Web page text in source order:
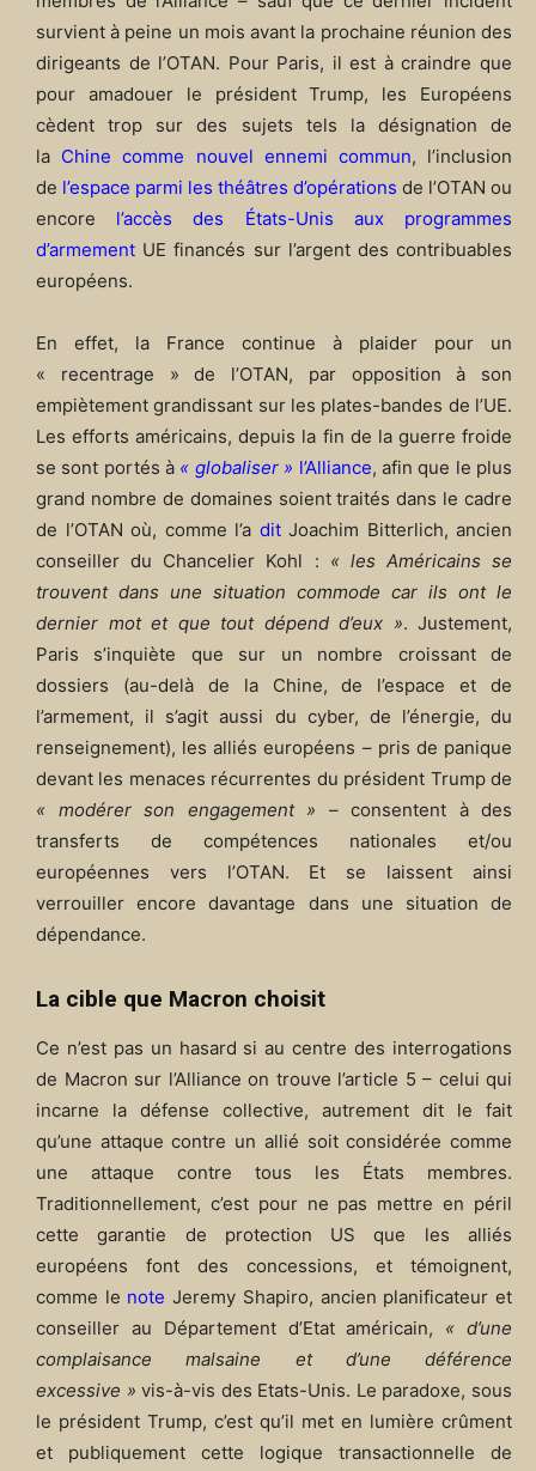
survient à peine un mois avant la prochaine réunion des
dirigeants de l’OTAN. Pour Paris, il est à craindre que
pour amadouer le président Trump, les Européens
cèdent trop sur des sujets tels la désignation de
la Chine comme nouvel ennemi commun, l’inclusion
de l’espace parmi les théâtres d’opérations de l’OTAN ou
encore l’accès des États-Unis aux programmes
d’armement UE financés sur l’argent des contribuables
européens.
En effet, la France continue à plaider pour un
« recentrage » de l’OTAN, par opposition à son
empiètement grandissant sur les plates-bandes de l’UE.
Les efforts américains, depuis la fin de la guerre froide
se sont portés à « globaliser » l’Alliance, afin que le plus
grand nombre de domaines soient traités dans le cadre
de l’OTAN où, comme l’a ditJoachim Bitterlich, ancien
conseiller du Chancelier Kohl : « les Américains se
trouvent dans une situation commode car ils ont le
dernier mot et que tout dépend d’eux ». Justement,
Paris s’inquiète que sur un nombre croissant de
dossiers (au-delà de la Chine, de l’espace et de
l’armement, il s’agit aussi du cyber, de l’énergie, du
renseignement), les alliés européens – pris de panique
devant les menaces récurrentes du président Trump de
« modérer son engagement » – consentent à des
transferts de compétences nationales et/ou
européennes vers l’OTAN. Et se laissent ainsi
verrouiller encore davantage dans une situation de
dépendance.
La cible que Macron choisit
Ce n’est pas un hasard si au centre des interrogations
de Macron sur l’Alliance on trouve l’article 5 – celui qui
incarne la défense collective, autrement dit le fait
qu’une attaque contre un allié soit considérée comme
une attaque contre tous les États membres.
Traditionnellement, c’est pour ne pas mettre en péril
cette garantie de protection US que les alliés
européens font des concessions, et témoignent,
comme le note Jeremy Shapiro, ancien planificateur et
conseiller au Département d’Etat américain, « d’une
complaisance malsaine et d’une déférence
excessive » vis-à-vis des Etats-Unis. Le paradoxe, sous
le président Trump, c’est qu’il met en lumière crûment
et publiquement cette logique transactionnelle de